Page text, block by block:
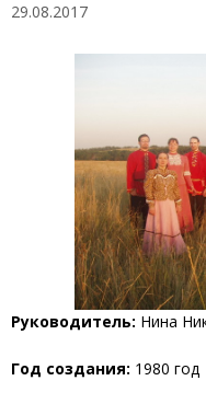
29.08.2017
Руководитель: Нина
Год создания: 1980 год